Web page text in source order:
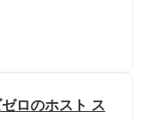
ロのホスト ス